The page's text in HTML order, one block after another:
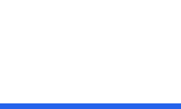
Absaughaube